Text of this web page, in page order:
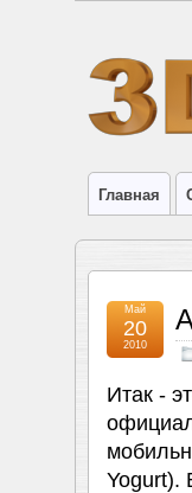
Главная
Май
20
2010
Итак -
Yogurt).